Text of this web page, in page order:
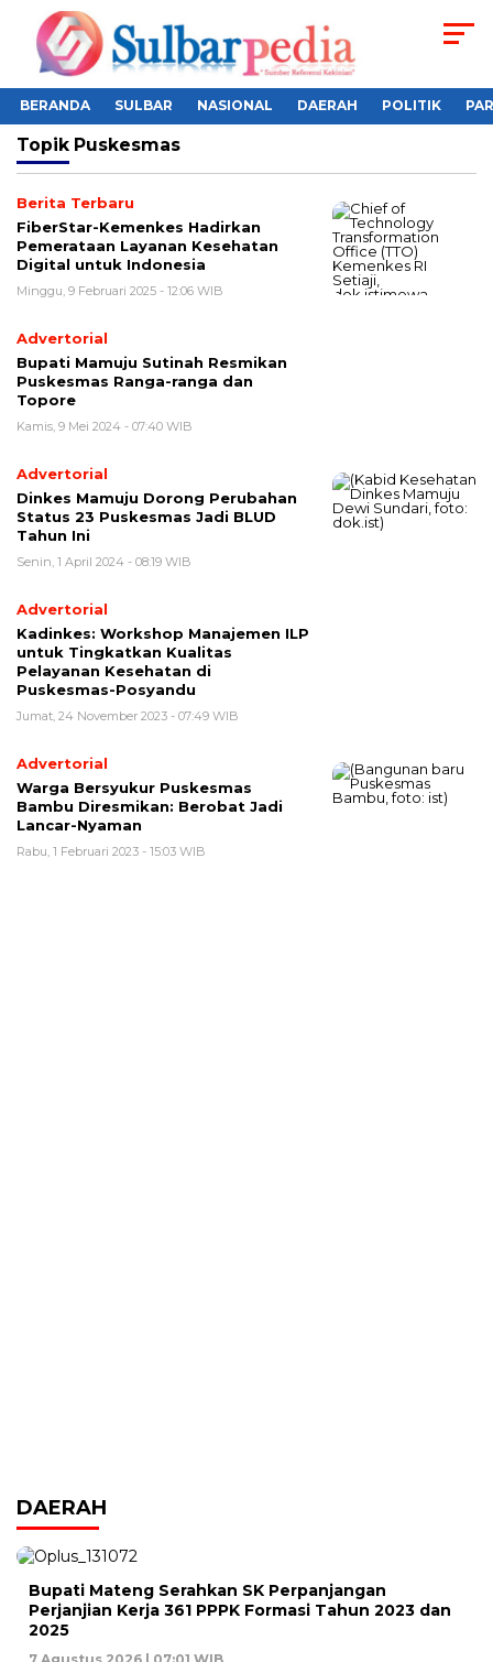
BERANDA SULBAR NASIONAL DAERAH POLITIK
Topik Puskesmas
Berita Terbaru
FiberStar-Kemenkes Hadirkan
Pemerataan Layanan Kesehatan
Digital untuk Indonesia
Minggu, 9 Februari 2025 - 12:06 WIB
Advertorial
Bupati Mamuju Sutinah Resmikan
Puskesmas Ranga-ranga dan
Topore
Kamis, 9 Mei 2024 - 07:40 WIB
Advertorial
Dinkes Mamuju Dorong Perubahan
Status 23 Puskesmas Jadi BLUD
Tahun Ini
Senin, 1 April 2024 - 08:19 WIB
Advertorial
Kadinkes: Workshop Manajemen ILP
untuk Tingkatkan Kualitas
Pelayanan Kesehatan di
Puskesmas-Posyandu
Jumat, 24 November 2023 - 07:49 WIB
Advertorial
Warga Bersyukur Puskesmas
Bambu Diresmikan: Berobat Jadi
Lancar-Nyaman
Rabu, 1 Februari 2023 - 15:03 WIB
DAERAH
Bupati Mateng Serahkan SK Perpanjangan
Perjanjian Kerja 361 PPPK Formasi Tahun 2023 dan
2025